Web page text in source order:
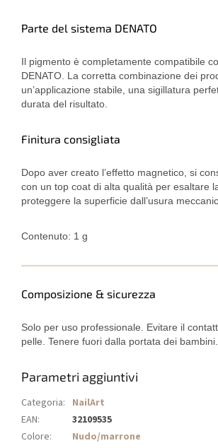
Parte del sistema DENATO
Il pigmento è completamente compatibile
DENATO. La corretta combinazione dei
un’applicazione stabile, una sigillatura
durata del risultato.
Finitura consigliata
Dopo aver creato l’effetto magnetico, si
con un top coat di alta qualità per esaltare
proteggere la superficie dall’usura
Contenuto: 1 g
Composizione & sicurezza
Solo per uso professionale. Evitare il
pelle. Tenere fuori dalla portata dei bambini.
Parametri aggiuntivi
Categoria: NailArt
EAN:
32109535
Colore: Nudo/marrone